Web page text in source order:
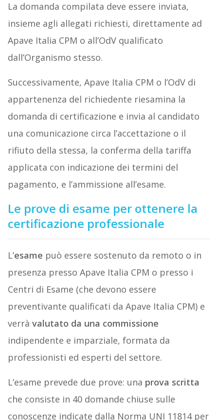
La domanda compilata deve essere inviata,
insieme agli allegati richiesti, direttamente ad
Apave Italia CPM o all’OdV qualificato
dall’Organismo stesso.
Successivamente, Apave Italia CPM o l’OdV di
appartenenza del richiedente riesamina la
domanda di certificazione e invia al candidato
una comunicazione circa l’accettazione o il
rifiuto della stessa, la conferma della tariffa
applicata con indicazione dei termini del
pagamento, e l’ammissione all’esame.
Le prove di esame per ottenere la
certificazione professionale
L’esame può essere sostenuto da remoto o in
presenza presso Apave Italia CPM o presso i
Centri di Esame (che devono essere
preventivante qualificati da Apave Italia CPM) e
verrà valutato da una commissione
indipendente e imparziale, formata da
professionisti ed esperti del settore.
L’esame prevede due prove: una prova scritta
che consiste in 40 domande chiuse sulle
conoscenze indicate dalla Norma UNI 11814 per